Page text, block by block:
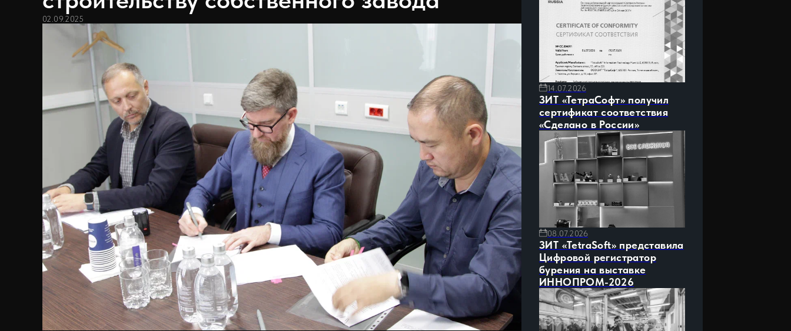
02.09.2025
14.07.2026
ЗИТ «ТетраСофт» получил
сертификат соответствия
«Сделано в России»
08.07.2026
ЗИТ «TetraSoft» представила
Цифровой регистратор
бурения на выставке
ИННОПРОМ-2026